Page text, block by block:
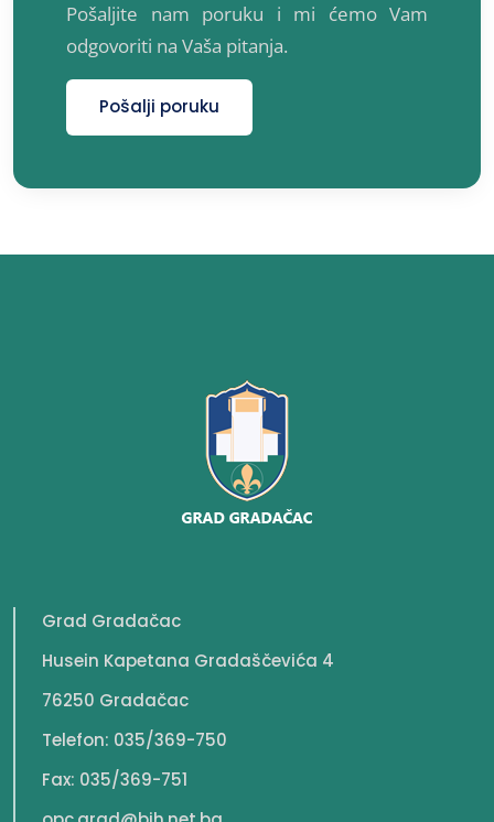
Pošaljite nam poruku i mi ćemo Vam
odgovoriti na Vaša pitanja.
Pošalji poruku
Grad Gradačac
Husein Kapetana Gradaščevića 4
76250 Gradačac
Telefon: 035/369-750
Fax: 035/369-751